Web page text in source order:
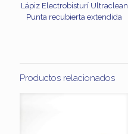
Lápiz Electrobisturí Ultraclean
Punta recubierta extendida
Productos relacionados